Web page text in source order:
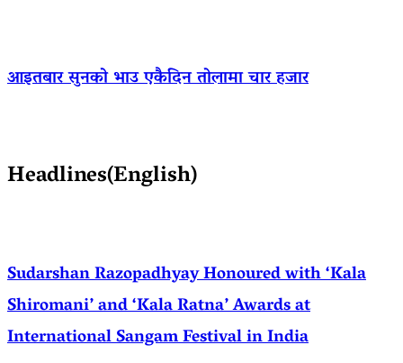
आइतबार सुनको भाउ एकैदिन तोलामा चार हजार
Headlines(English)
Sudarshan Razopadhyay Honoured with ‘Kala
Shiromani’ and ‘Kala Ratna’ Awards at
International Sangam Festival in India